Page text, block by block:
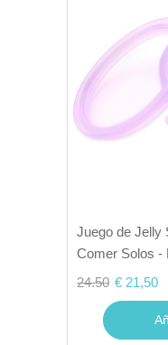
Juego de Jelly
Comer Solos -
24.50 € 21,50